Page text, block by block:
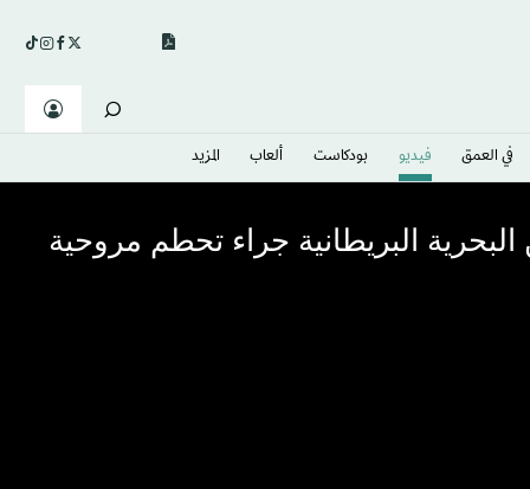
في العمق فيديو بودكاست ألعاب المزيد
البريطانية جراء تحطم مروحية